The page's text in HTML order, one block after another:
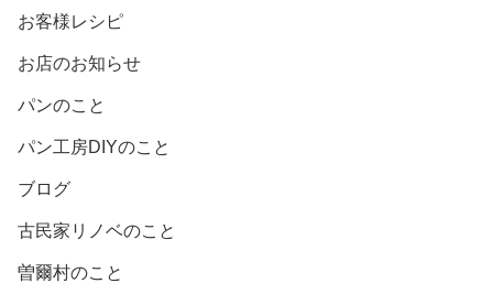
お客様レシピ
お店のお知らせ
パンのこと
パン工房DIYのこと
ブログ
古民家リノベのこと
曽爾村のこと